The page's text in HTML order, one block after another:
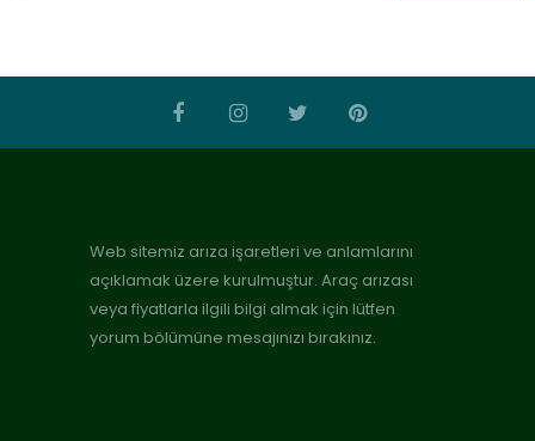
Web sitemiz arıza işaretleri ve anlamlarını
açıklamak üzere kurulmuştur. Araç arızası
veya fiyatlarla ilgili bilgi almak için lütfen
yorum bölümüne mesajınızı bırakınız.